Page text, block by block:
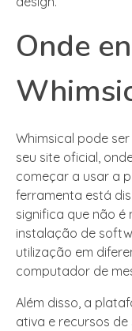
Onde
Whimsical pode
seu site oficial,
começar a usar a
ferramenta está
significa que não é
instalação de
utilização em
computador de
Além disso, a
ativa e recursos